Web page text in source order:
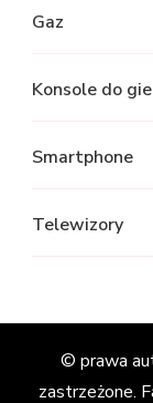
Gaz
Konsole do
Smartphone
Telewizory
© prawa
zastrzeżone.